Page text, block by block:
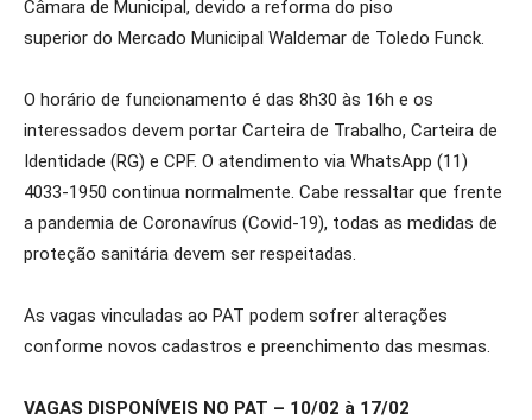
Câmara de Municipal, devido a reforma do piso
superior do Mercado Municipal Waldemar de Toledo Funck.
O horário de funcionamento é das 8h30 às 16h e os
interessados devem portar Carteira de Trabalho, Carteira de
Identidade (RG) e CPF. O atendimento via WhatsApp (11)
4033-1950 continua normalmente. Cabe ressaltar que frente
a pandemia de Coronavírus (Covid-19), todas as medidas de
proteção sanitária devem ser respeitadas.
As vagas vinculadas ao PAT podem sofrer alterações
conforme novos cadastros e preenchimento das mesmas.
VAGAS DISPONÍVEIS NO PAT – 10/02 à 17/02